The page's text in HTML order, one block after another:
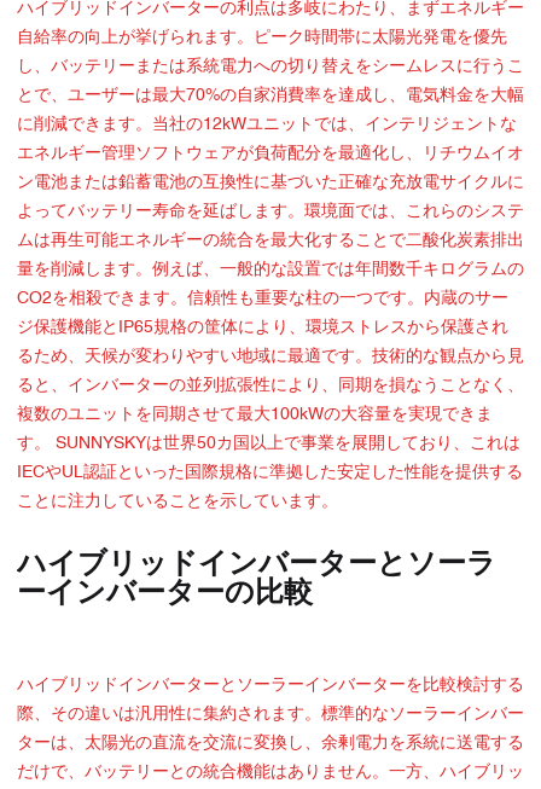
ハイブリッドインバーターの利点は多岐にわたり、まずエネルギー
自給率の向上が挙げられます。ピーク時間帯に太陽光発電を優先
し、バッテリーまたは系統電力への切り替えをシームレスに行うこ
とで、ユーザーは最大70%の自家消費率を達成し、電気料金を大幅
に削減できます。当社の12kWユニットでは、インテリジェントな
エネルギー管理ソフトウェアが負荷配分を最適化し、リチウムイオ
ン電池または鉛蓄電池の互換性に基づいた正確な充放電サイクルに
よってバッテリー寿命を延ばします。環境面では、これらのシステ
ムは再生可能エネルギーの統合を最大化することで二酸化炭素排出
量を削減します。例えば、一般的な設置では年間数千キログラムの
CO2を相殺できます。信頼性も重要な柱の一つです。内蔵のサー
ジ保護機能とIP65規格の筐体により、環境ストレスから保護され
るため、天候が変わりやすい地域に最適です。技術的な観点から見
ると、インバーターの並列拡張性により、同期を損なうことなく、
複数のユニットを同期させて最大100kWの大容量を実現できま
す。 SUNNYSKYは世界50カ国以上で事業を展開しており、これは
IECやUL認証といった国際規格に準拠した安定した性能を提供する
ことに注力していることを示しています。
ハイブリッドインバーターとソーラ
ーインバーターの比較
ハイブリッドインバーターとソーラーインバーターを比較検討する
際、その違いは汎用性に集約されます。標準的なソーラーインバー
ターは、太陽光の直流を交流に変換し、余剰電力を系統に送電する
だけで、バッテリーとの統合機能はありません。一方、ハイブリッ